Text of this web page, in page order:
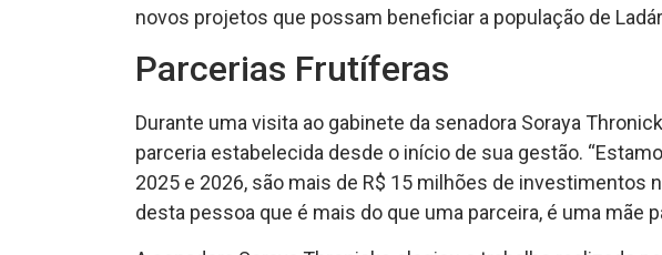
novos projetos que possam beneficiar a população de
Parcerias Frutíferas
Durante uma visita ao gabinete da senadora Soraya
parceria estabelecida desde o início de sua gestão.
2025 e 2026, são mais de R$ 15 milhões de investimentos
desta pessoa que é mais do que uma parceira, é uma mãe